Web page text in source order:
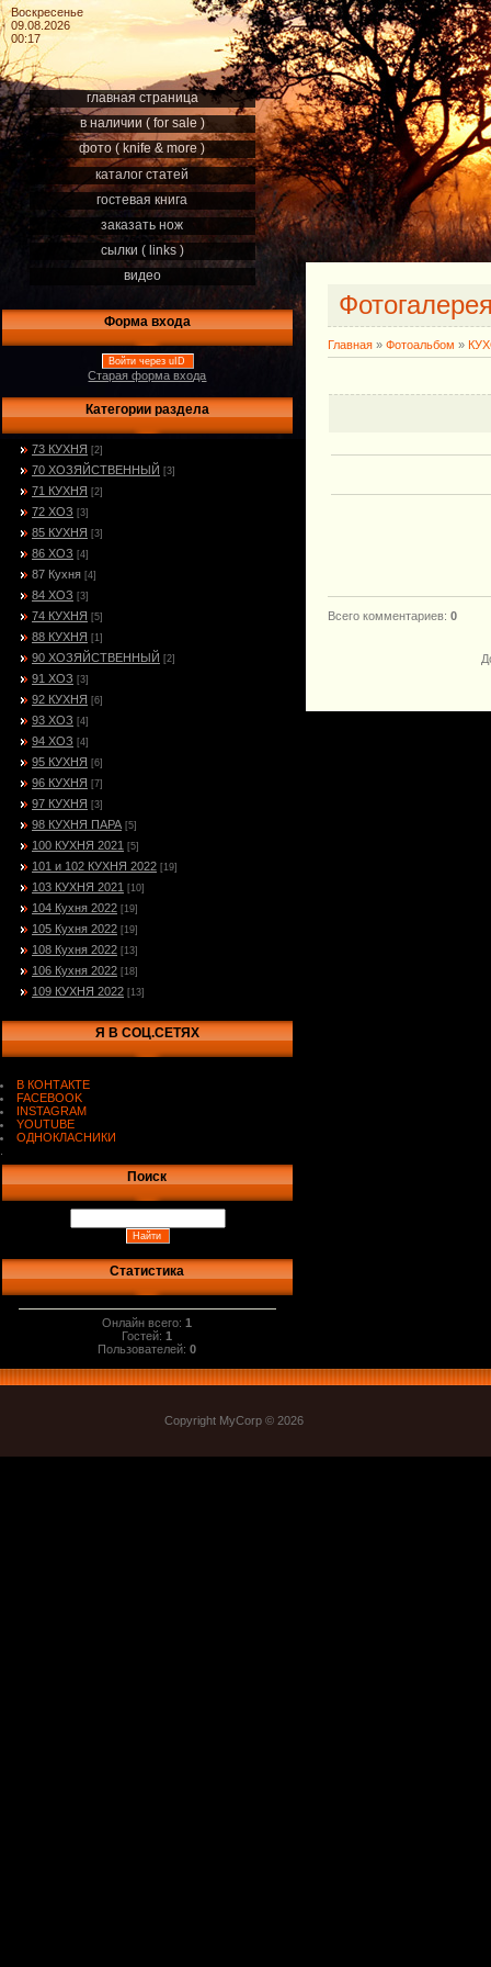
Воскресенье
09.08.2026
00:17
главная страница
в наличии ( for sale )
фото ( knife & more )
каталог статей
гостевая книга
заказать нож
сылки ( links )
видео
Форма входа
Войти через uID
Старая форма входа
Категории раздела
73 КУХНЯ [2]
70 ХОЗЯЙСТВЕННЫЙ [3]
71 КУХНЯ [2]
72 ХОЗ [3]
85 КУХНЯ [3]
86 ХОЗ [4]
87 Кухня [4]
84 ХОЗ [3]
74 КУХНЯ [5]
88 КУХНЯ [1]
90 ХОЗЯЙСТВЕННЫЙ [2]
91 ХОЗ [3]
92 КУХНЯ [6]
93 ХОЗ [4]
94 ХОЗ [4]
95 КУХНЯ [6]
96 КУХНЯ [7]
97 КУХНЯ [3]
98 КУХНЯ ПАРА [5]
100 КУХНЯ 2021 [5]
101 и 102 КУХНЯ 2022 [19]
103 КУХНЯ 2021 [10]
104 Кухня 2022 [19]
105 Кухня 2022 [19]
108 Кухня 2022 [13]
106 Кухня 2022 [18]
109 КУХНЯ 2022 [13]
Я В СОЦ.СЕТЯХ
В КОНТАКТЕ
FACEBOOK
INSTAGRAM
YOUTUBE
ОДНОКЛАСНИКИ
Поиск
Статистика
Онлайн всего:1
Гостей:1
Пользователей:0
Главная » Фотоальбом »
Всего комментариев: 0
Copyright MyCorp © 2026